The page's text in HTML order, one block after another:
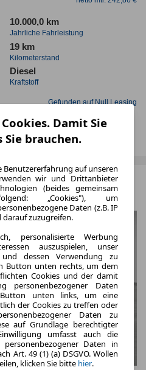
10.000,0 km
Jahrliche Fahrleistung
19 km
Kilometerstand
Diesel
Kraftstoff
Gefunden auf Null Leasing
Damit Sie
Sie brauchen.
auf unseren
wir und Drittanbieter
(beides gemeinsam
„Cookies"), um
Daten (z.B. IP
darauf zuzugreifen.
personalisierte Werbung
auszuspielen, unser
dessen Verwendung zu
Button unten rechts, um dem
Cookies und der damit
personenbezogener Daten
unten links, um eine
der Cookies zu treffen oder
Daten zu
auf Grundlage berechtigter
umfasst auch die
Daten in
Art. 49 (1) (a) DSGVO. Wollen
klicken Sie bitte hier.